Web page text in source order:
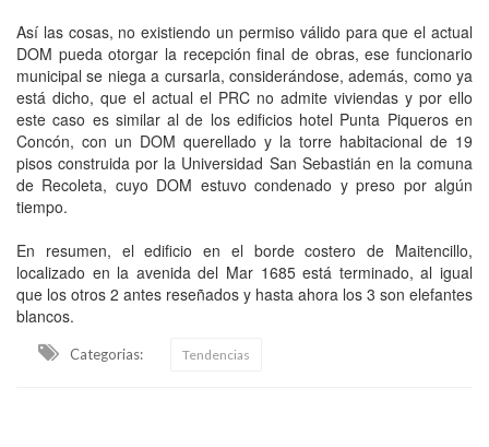
Así las cosas, no existiendo un permiso válido para que el actual
DOM pueda otorgar la recepción final de obras, ese funcionario
municipal se niega a cursarla, considerándose, además, como ya
está dicho, que el actual el PRC no admite viviendas y por ello
este caso es similar al de los edificios hotel Punta Piqueros en
Concón, con un DOM querellado y la torre habitacional de 19
pisos construida por la Universidad San Sebastián en la comuna
de Recoleta, cuyo DOM estuvo condenado y preso por algún
tiempo.
En resumen, el edificio en el borde costero de Maitencillo,
localizado en la avenida del Mar 1685 está terminado, al igual
que los otros 2 antes reseñados y hasta ahora los 3 son elefantes
blancos.
Categorias: Tendencias